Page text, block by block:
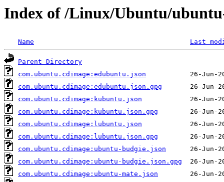
Index of /Linux/Ubuntu/
Name Last
Parent Directory
com.ubuntu.cdimage:edubuntu.json
com.ubuntu.cdimage:edubuntu.json.gpg
com.ubuntu.cdimage:kubuntu.json
com.ubuntu.cdimage:kubuntu.json.gpg
com.ubuntu.cdimage:lubuntu.json
com.ubuntu.cdimage:lubuntu.json.gpg
com.ubuntu.cdimage:ubuntu-budgie.json
com.ubuntu.cdimage:ubuntu-budgie.json.gpg
com.ubuntu.cdimage:ubuntu-mate.json